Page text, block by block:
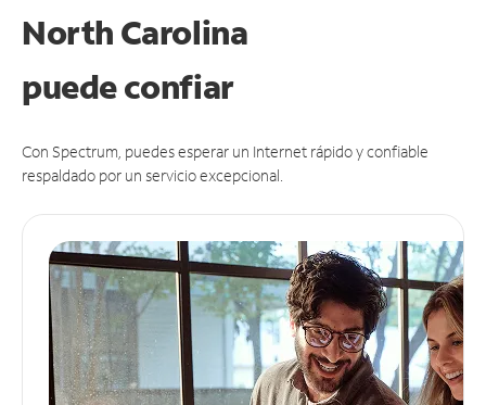
North Carolina
puedeconfiar
Con Spectrum, puedes esperar un Internet rápido y confiable
respaldado por un servicio excepcional.